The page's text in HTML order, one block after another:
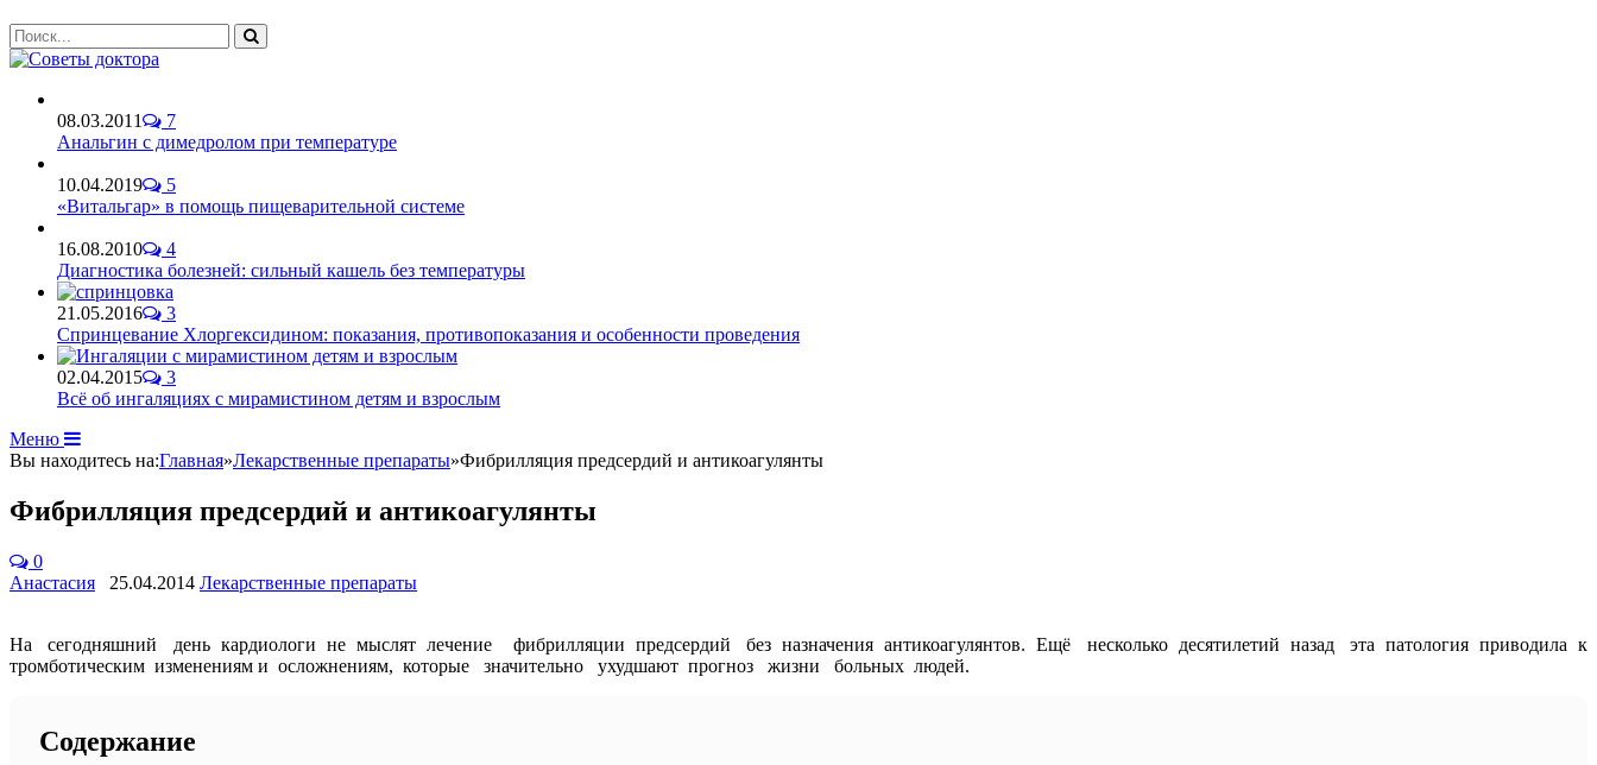
08.03.2011
7
Анальгин с димедролом при температуре
10.04.2019
5
«Витальгар» в помощь пищеварительной системе
16.08.2010
4
Диагностика болезней: сильный кашель без температуры
21.05.2016
3
Спринцевание Хлоргексидином: показания, противопоказания и особенности проведения
02.04.2015
3
Всё об ингаляциях с мирамистином детям и взрослым
Меню
Вы находитесь на:Главная»Лекарственные препараты»Фибрилляция предсердий и антикоагулянты
Фибрилляция предсердий и антикоагулянты
0
Анастасия
25.04.2014 Лекарственные препараты
На сегодняшний день кардиологи не мыслят лечение фибрилляции предсердий без назначения антикоагулянтов. Ещё несколько десятилетий назад эта патология приводила к
тромботическим изменениям и осложнениям, которые значительно ухудшают прогноз жизни больных людей.
Содержание